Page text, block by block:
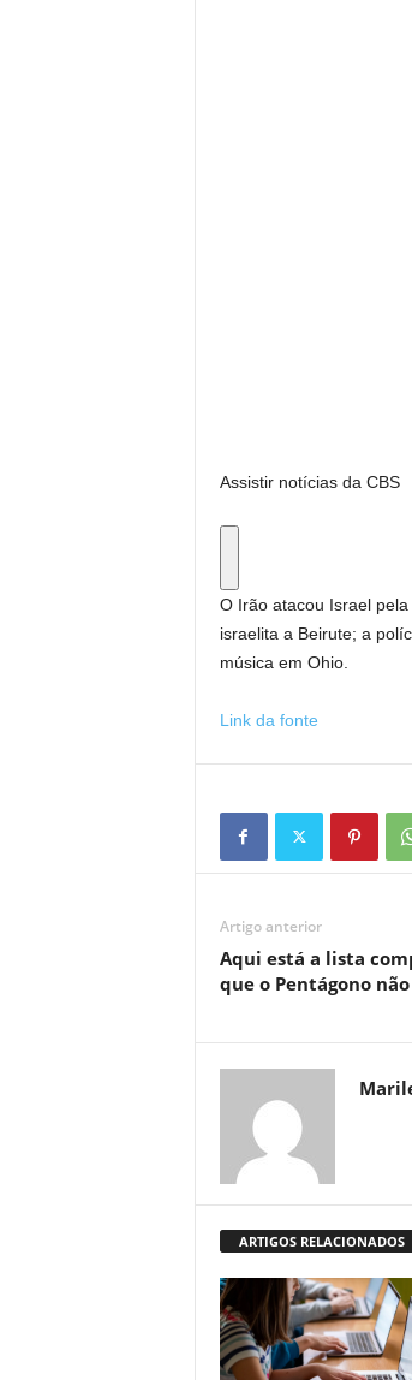
Assistir notícias da CBS
O Irão atacou Israel
israelita a Beirute; a
música em Ohio.
Link da fonte
Artigo anterior
Aqui está a lista
que o Pentágono
ARTIGOS RELACIONADOS